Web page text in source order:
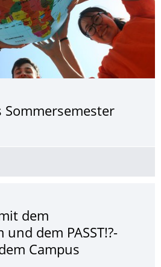
Sommersemester
dem
dem PASST!?-
Campus